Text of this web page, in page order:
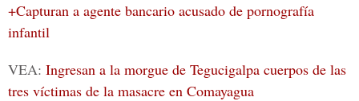
+Capturan a agente bancario acusado de pornografía
infantil
VEA: Ingresan a la morgue de Tegucigalpa cuerpos de las
tres víctimas de la masacre en Comayagua